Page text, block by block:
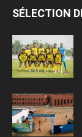
SÉLECTION